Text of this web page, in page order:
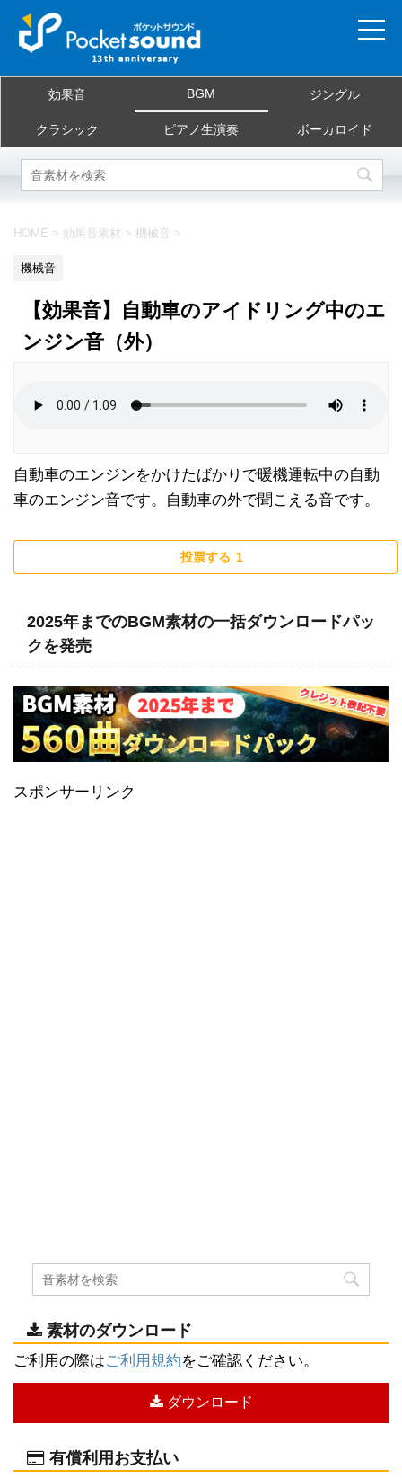
当サイトについて
ご利用規約
お問合せ
効果音 BGM ジングル
クラシック ピアノ生演奏 ボーカロイド
HOME > 効果音素材 > 機械音 >
機械音
【効果音】自動車のアイドリング中のエ
ンジン音（外）
自動車のエンジンをかけたばかりで暖機運転中の自動
車のエンジン音です。自動車の外で聞こえる音です。
投票する 1
2025年までのBGM素材の一括ダウンロードパッ
クを発売
スポンサーリンク
素材のダウンロード
ご利用の際はご利用規約をご確認ください。
ダウンロード
有償利用お支払い